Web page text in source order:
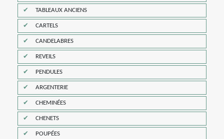
TABLEAUX ANCIENS
CARTELS
CANDELABRES
REVEILS
PENDULES
ARGENTERIE
CHEMINÉES
CHENETS
POUPÉES